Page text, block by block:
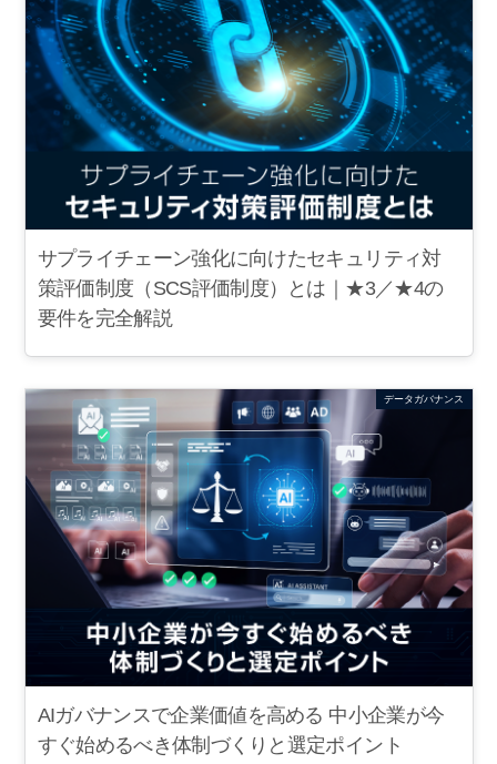
サプライチェーン強化に向けたセキュリティ対
策評価制度（SCS評価制度）とは｜★3／★4の
要件を完全解説
データガバナンス
AIガバナンスで企業価値を高める 中小企業が今
すぐ始めるべき体制づくりと選定ポイント